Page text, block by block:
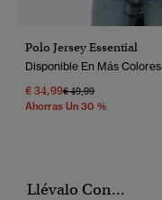
Polo Jersey Essential
Disponible En Más Colores
€ 34,99Precio Rebajado De
€ 49,99A
Ahorras Un 30 %
Llévalo Con...